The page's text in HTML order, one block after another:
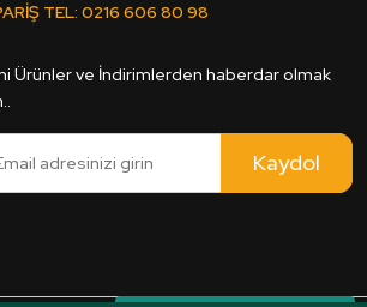
TEL: 0216 606 80 98
Ürünler ve İndirimlerden haberdar olmak
Kaydol